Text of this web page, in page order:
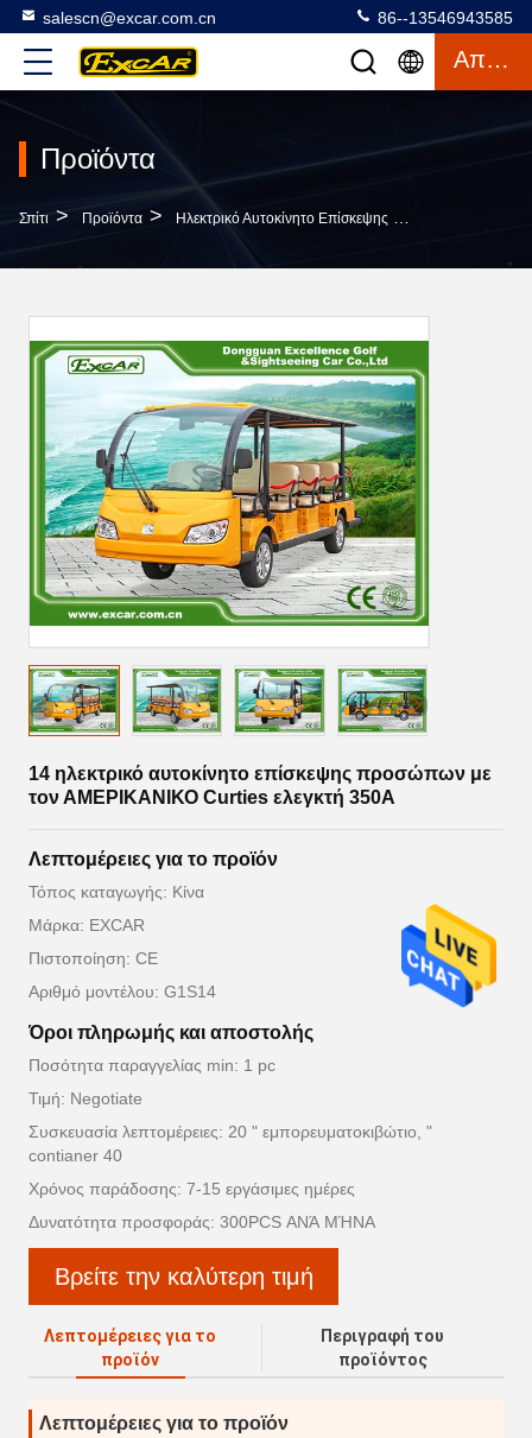
salescn@excar.com.cn 86--13546943585
Απόσπασμα
Προϊόντα
Σπίτι > Προϊόντα > Ηλεκτρικό Αυτοκίνητο Επίσκεψης >
14 ηλεκτρικό αυτοκίνητο επίσκεψης προσώπων με
τον ΑΜΕΡΙΚΑΝΙΚΟ Curties ελεγκτή 350A
Λεπτομέρειες για το προϊόν
Τόπος καταγωγής: Κίνα
Μάρκα: EXCAR
Πιστοποίηση: CE
Αριθμό μοντέλου: G1S14
Όροι πληρωμής και αποστολής
Ποσότητα παραγγελίας min: 1 pc
Τιμή: Negotiate
Συσκευασία λεπτομέρειες: 20 " εμπορευματοκιβώτιο, "
contianer 40
Χρόνος παράδοσης: 7-15 εργάσιμες ημέρες
Δυνατότητα προσφοράς: 300PCS ΑΝΆ ΜΉΝΑ
Βρείτε την καλύτερη τιμή
Λεπτομέρειες για το
προϊόν
Περιγραφή του
προϊόντος
Λεπτομέρειες για το προϊόν